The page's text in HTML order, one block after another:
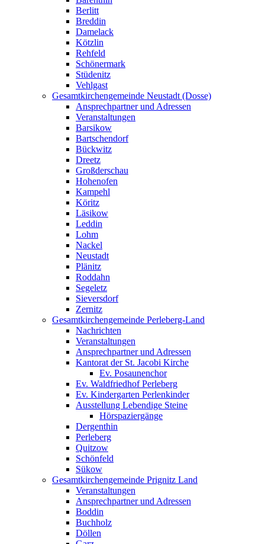
Berlitt
Breddin
Damelack
Kötzlin
Rehfeld
Schönermark
Stüdenitz
Vehlgast
Gesamtkirchengemeinde Neustadt (Dosse)
Ansprechpartner und Adressen
Veranstaltungen
Barsikow
Bartschendorf
Bückwitz
Dreetz
Großderschau
Hohenofen
Kampehl
Köritz
Läsikow
Leddin
Lohm
Nackel
Neustadt
Plänitz
Roddahn
Segeletz
Sieversdorf
Zernitz
Gesamtkirchengemeinde Perleberg-Land
Nachrichten
Veranstaltungen
Ansprechpartner und Adressen
Kantorat der St. Jacobi Kirche
Ev. Posaunenchor
Ev. Waldfriedhof Perleberg
Ev. Kindergarten Perlenkinder
Ausstellung Lebendige Steine
Hörspaziergänge
Dergenthin
Perleberg
Quitzow
Schönfeld
Sükow
Gesamtkirchengemeinde Prignitz Land
Veranstaltungen
Ansprechpartner und Adressen
Boddin
Buchholz
Döllen